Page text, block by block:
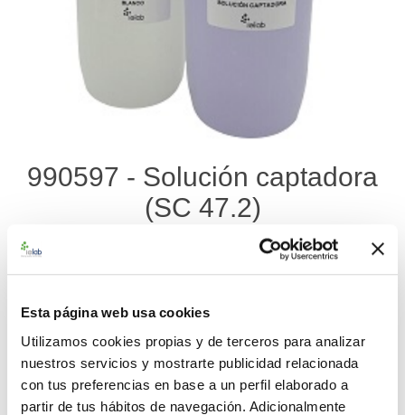
Esta página web usa cookies
Utilizamos cookies propias y de terceros para analizar
nuestros servicios y mostrarte publicidad relacionada
con tus preferencias en base a un perfil elaborado a
partir de tus hábitos de navegación. Adicionalmente
990597 - Solución captadora
(SC 47.2)
Material de referencia certificado de Solución Captadora para
suministra 1 solución captadora fortificada y 1 blanco de
mL.
179,00 €